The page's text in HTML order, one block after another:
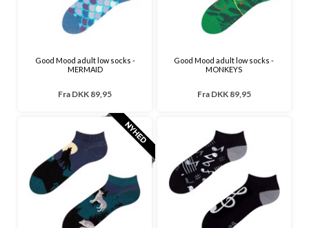
Good Mood adult low socks -
MERMAID
Fra DKK 89,95
Good Mood adult low socks -
MONKEYS
Fra DKK 89,95